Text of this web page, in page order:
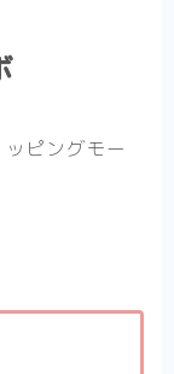
ピングモー